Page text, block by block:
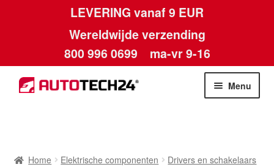
LEVERING vanaf 9 EUR
Wereldwijde verzending
800 996 0699 ma-vr 9-16
Ga
door
Ga
naar
Menu
Home Elektrische componenten
Drivers en schakelaars